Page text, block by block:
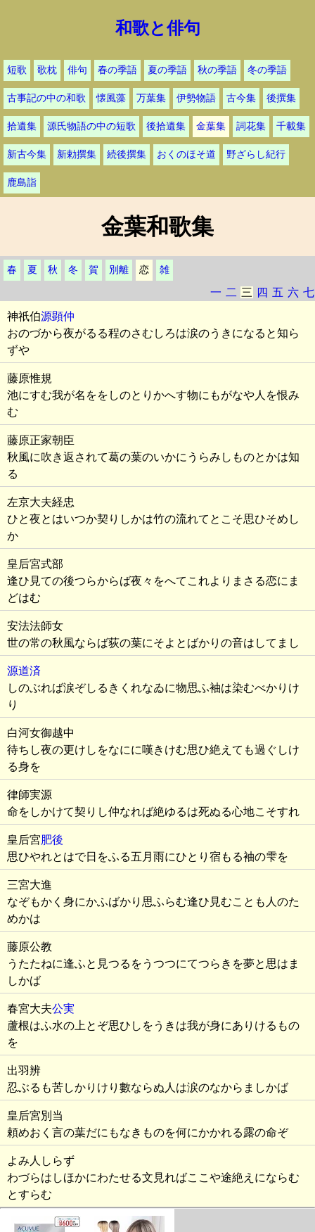
和歌と俳句
短歌 歌枕 俳句 春の季語 夏の季語 秋の季語 冬の季語
古事記の中の和歌 懐風藻 万葉集 伊勢物語 古今集 後撰集
拾遺集 源氏物語の中の短歌 後拾遺集 金葉集 詞花集 千載集
新古今集 新勅撰集 続後撰集 おくのほそ道 野ざらし紀行
鹿島詣
金葉和歌集
春 夏 秋 冬 賀 別離 恋 雑
一 二 三 四 五 六 七
神祇伯源顕仲
おのづから夜がるる程のさむしろは涙のうきになると知ら
ずや
藤原惟規
池にすむ我が名ををしのとりかへす物にもがなや人を恨み
む
藤原正家朝臣
秋風に吹き返されて葛の葉のいかにうらみしものとかは知
る
左京大夫経忠
ひと夜とはいつか契りしかは竹の流れてとこそ思ひそめし
か
皇后宮式部
逢ひ見ての後つらからば夜々をへてこれよりまさる恋にま
どはむ
安法法師女
世の常の秋風ならば荻の葉にそよとばかりの音はしてまし
源道済
しのぶれば涙ぞしるきくれなゐに物思ふ袖は染むべかりけ
り
白河女御越中
待ちし夜の更けしをなにに嘆きけむ思ひ絶えても過ぐしけ
る身を
律師実源
命をしかけて契りし仲なれば絶ゆるは死ぬる心地こそすれ
皇后宮肥後
思ひやれとはで日をふる五月雨にひとり宿もる袖の雫を
三宮大進
なぞもかく身にかふばかり思ふらむ逢ひ見むことも人のた
めかは
藤原公教
うたたねに逢ふと見つるをうつつにてつらきを夢と思はま
しかば
春宮大夫公実
蘆根はふ水の上とぞ思ひしをうきは我が身にありけるもの
を
出羽辨
忍ぶるも苦しかりけり數ならぬ人は涙のなからましかば
皇后宮別当
頼めおく言の葉だにもなきものを何にかかれる露の命ぞ
よみ人しらず
わづらはしほかにわたせる文見ればここや途絶えにならむ
とすらむ